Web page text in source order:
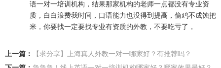
语一对一培训机构，结果那家机构的老师一点都没有专业资
质，白白浪费我时间，口语能力也没得到提高，偷鸡不成蚀把
米，你要找一定要找专业有资质的外教，不要吃亏了，
上一篇：
【求分享】上海真人外教一对一哪家好？有推荐吗？